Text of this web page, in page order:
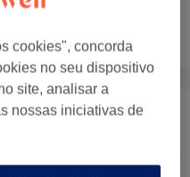
Depilação
cookies", concorda
no seu dispositivo
site, analisar a
nossas iniciativas de